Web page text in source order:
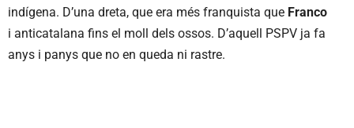
indígena. D’una dreta, que era més franquista que Franco
i anticatalana fins el moll dels ossos. D’aquell PSPV ja fa
anys i panys que no en queda ni rastre.